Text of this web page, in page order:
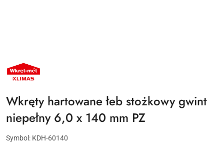
NAZWA
PRODUCENTA:
KLIMAS
Wkręty hartowane łeb stożkowy gwint
niepełny 6,0 x 140 mm PZ
Symbol: KDH-60140